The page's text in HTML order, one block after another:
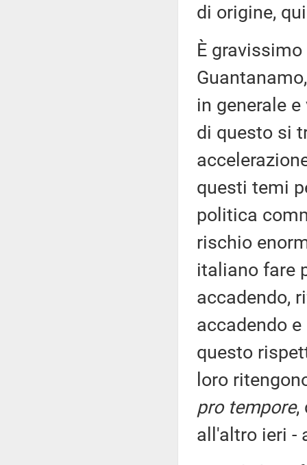
di origine,
È
in generale
di questo si
questi temi
politica
rischio
italiano fare
accadendo,
accadendo
questo
loro
pro tempore,
all'altro ieri -